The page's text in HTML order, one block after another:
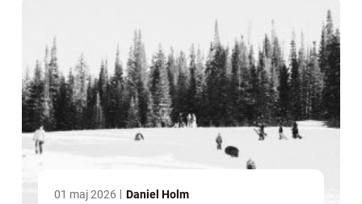
01 maj 2026 Daniel Holm